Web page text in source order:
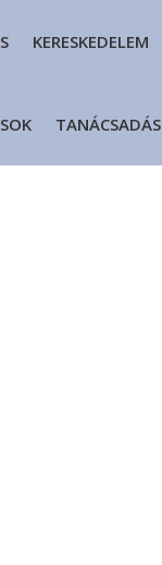
KERESKEDELEM
TANÁCSADÁS